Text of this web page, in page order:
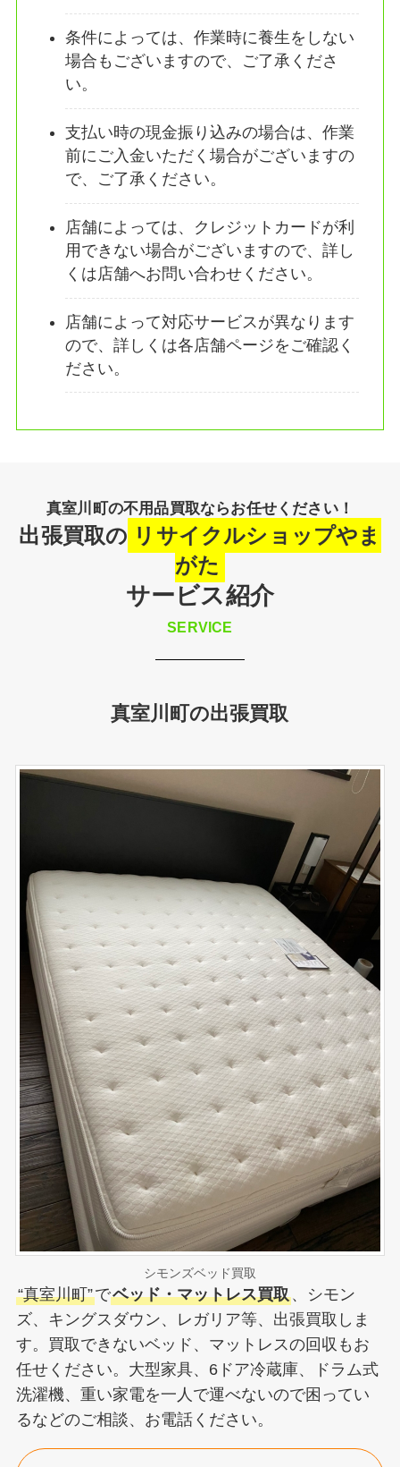
条件によっては、作業時に養生をしない
場合もございますので、ご了承くださ
い。
支払い時の現金振り込みの場合は、作業
前にご入金いただく場合がございますの
で、ご了承ください。
店舗によっては、クレジットカードが利
用できない場合がございますので、詳し
くは店舗へお問い合わせください。
店舗によって対応サービスが異なります
ので、詳しくは各店舗ページをご確認く
ださい。
真室川町の不用品買取ならお任せください！
出張買取の リサイクルショップやま
がた
サービス紹介
SERVICE
真室川町の出張買取
シモンズベッド買取
“真室川町”でベッド・マットレス買取、シモン
ズ、キングスダウン、レガリア等、出張買取しま
す。買取できないベッド、マットレスの回収もお
任せください。大型家具、6ドア冷蔵庫、ドラム式
洗濯機、重い家電を一人で運べないので困ってい
るなどのご相談、お電話ください。